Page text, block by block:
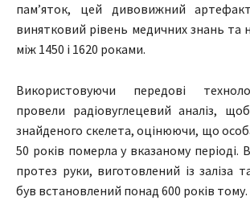
пам’яток, цей дивовижний
винятковий рівень медичних знань та
між 1450 і 1620 роками.
Використовуючи передові
провели радіовуглецевий аналіз,
знайденого скелета, оцінюючи, що
50 років померла у вказаному
протез руки, виготовлений із заліза
був встановлений понад 600 років тому.